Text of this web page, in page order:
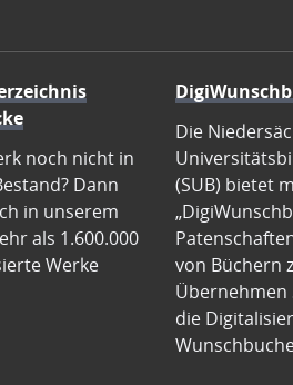
noch nicht in
Dann
in unserem
als 1.600.000
Werke
Die
(SUB) bietet
von Büchern
Übernehmen
die